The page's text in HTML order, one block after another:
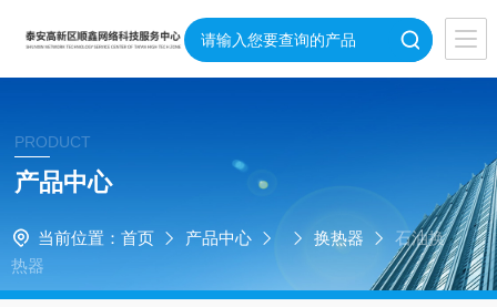
PRODUCT
产品中心
当前位置： 首页 产品中心 换热器
石油换
热器